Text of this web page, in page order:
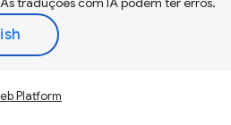
Platform